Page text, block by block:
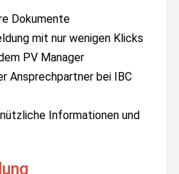
Dokumente
mit nur wenigen Klicks
PV Manager
Ansprechpartner bei IBC
Informationen und